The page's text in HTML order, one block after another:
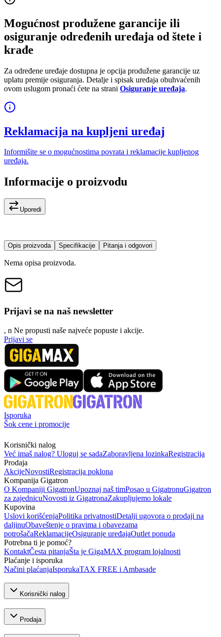
Mogućnost produžene garancije ili
osiguranje određenih uređaja od štete i
krađe
Za određene uređaje dostupna je opcija produžene garancije uz
uplatu premije osiguranja. Detalje i spisak uređaja obuhvaćenih
ovom uslugom pronaći ćete na strani Osiguranje uređaja.
Reklamacija na kupljeni uređaj
Informišite se o mogućnostima povrata i reklamacije kupljenog
uređaja.
Informacije o proizvodu
Uporedi
Opis proizvoda Specifikacije Pitanja i odgovori
Nema opisa proizvoda.
Prijavi se na naš newsletter
, n Ne propusti naše najveće popuste i akcije.
Prijavi se
Isporuka
Šok cene i promocije
Korisnički nalog
Već imaš nalog? Uloguj se sadaZaboravljena lozinkaRegistracija
Prodaja
AkcijeNovostiRegistracija poklona
Kompanija Gigatron
O Kompaniji GigatronUpoznaj naš timPosao u GigatronuGigatron
za zajednicuNovosti iz GigatronaZakupljujemo lokale
Kupovina
Uslovi korišćenjaPolitika privatnostiDetalji ugovora o prodaji na
daljinuObaveštenje o pravima i obavezama
potrošačaReklamacijeOsiguranje uređajaOutlet ponuda
Potrebna ti je pomoć?
KontaktČesta pitanjaŠta je GigaMAX program lojalnosti
Plaćanje i isporuka
Načini plaćanjaIsporukaTAX FREE i Ambasade
Korisnički nalog
Prodaja